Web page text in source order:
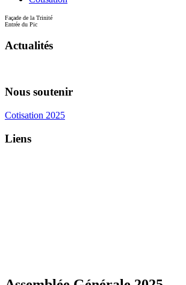
Façade de la Trinité
Entrée du Pic
Actualités
Nous soutenir
Cotisation 2025
Liens